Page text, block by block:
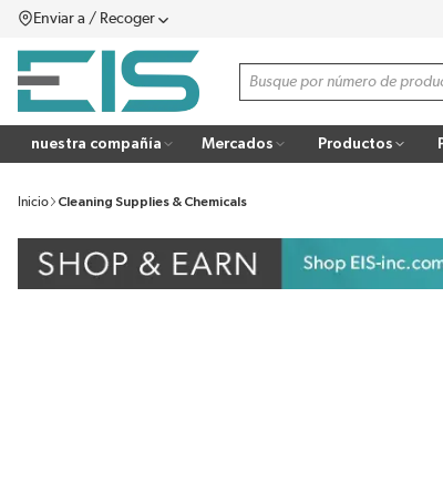
SALTAR AL CONTENIDO PRINCIPAL
Enviar a / Recoger
menú
Búsqueda de sitio
nuestra compañía Mercados Productos
more info
Inicio Cleaning Supplies & Chemicals